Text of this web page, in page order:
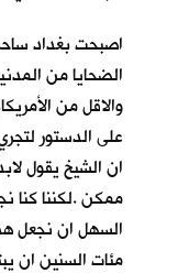
اصبحت بغداد ساحة
الضحايا من
والاقل من
على الدستور
ان الشيخ يقول
ممكن .لكننا كنا
السهل ان نجعل
مئات السنين ان